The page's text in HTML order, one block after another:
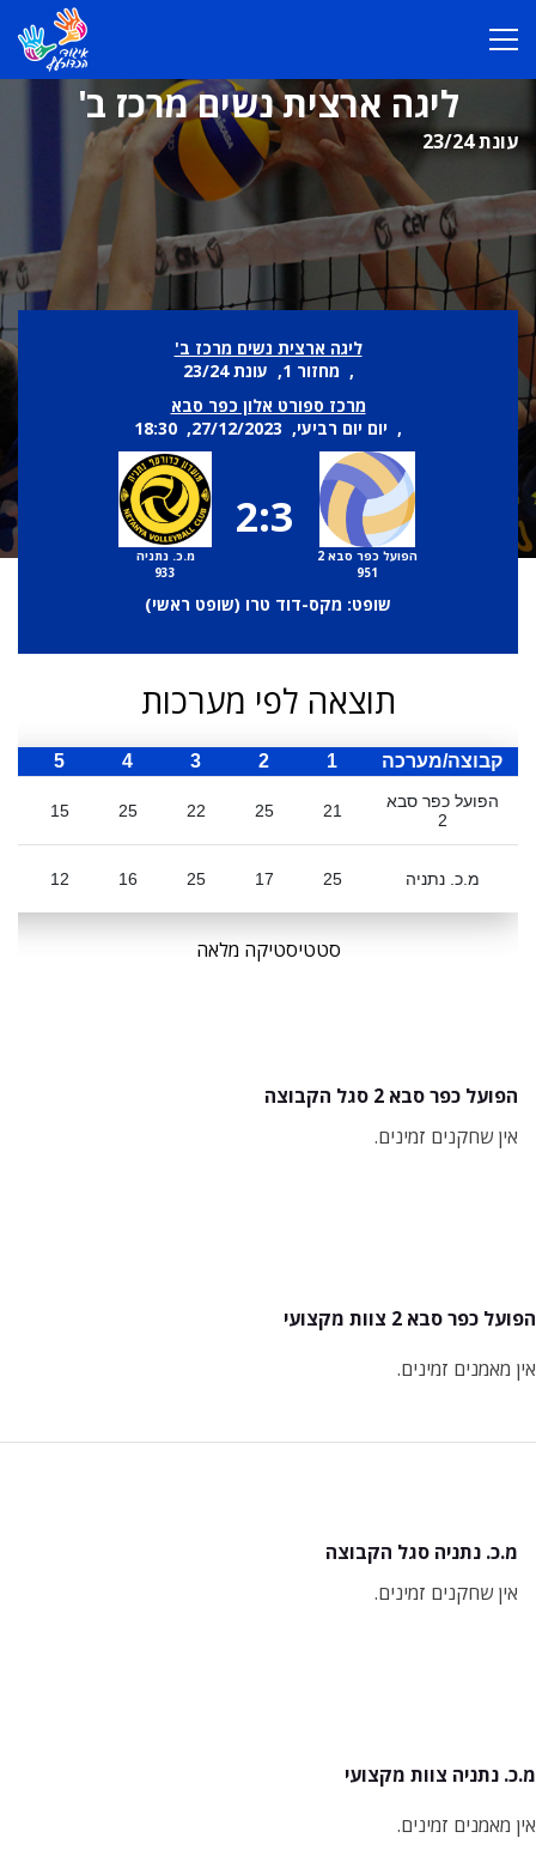
ליגה ארצית נשים מרכז ב'
עונת 23/24
ליגה ארצית נשים מרכז ב'
, מחזור 1, עונת 23/24
מרכז ספורט אלון כפר סבא
, יום יום רביעי, 27/12/2023, 18:30
הפועל כפר סבא 2
951
2:3
מ.כ. נתניה
933
שופט: מקס-דוד טרו (שופט ראשי)
תוצאה לפי מערכות
קבוצה/מערכה 1
2
3
4
5
הפועל כפר סבא
2
21
25
22
25
15
מ.כ. נתניה 25
17
25
16
12
סטטיסטיקה מלאה
הפועל כפר סבא 2 סגל הקבוצה
אין שחקנים זמינים.
הפועל כפר סבא 2 צוות מקצועי
אין מאמנים זמינים.
מ.כ. נתניה סגל הקבוצה
אין שחקנים זמינים.
מ.כ. נתניה צוות מקצועי
אין מאמנים זמינים.